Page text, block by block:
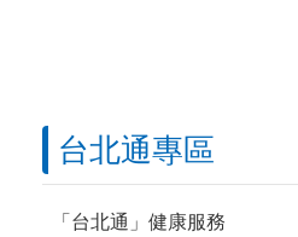
台北通專區
「台北通」健康服務